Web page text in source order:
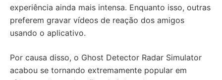
experiência ainda mais intensa. Enquanto isso, outras
preferem gravar vídeos de reação dos amigos
usando o aplicativo.
Por causa disso, o Ghost Detector Radar Simulator
acabou se tornando extremamente popular em